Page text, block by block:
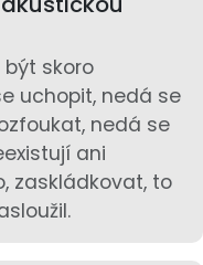
být skoro
uchopit, nedá se
nedá se
ani
zaskládkovat, to